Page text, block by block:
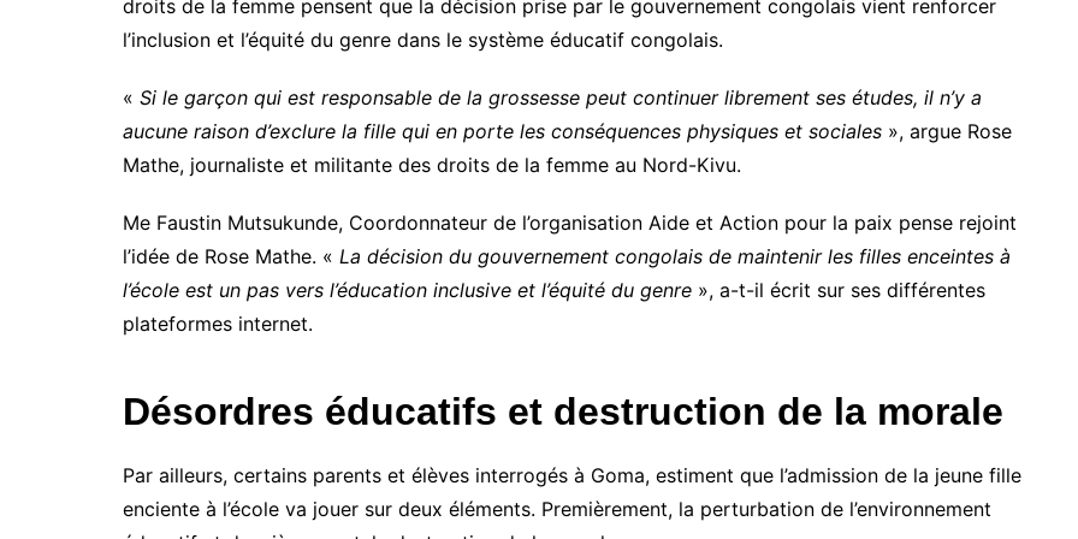
droits de la femme pensent que la décision prise par le gouvernement congolais vient renforcer
l’inclusion et l’équité du genre dans le système éducatif congolais.
« Si le garçon qui est responsable de la grossesse peut continuer librement ses études, il n’y a
aucune raison d’exclure la fille qui en porte les conséquences physiques et sociales », argue Rose
Mathe, journaliste et militante des droits de la femme au Nord-Kivu.
Me Faustin Mutsukunde, Coordonnateur de l’organisation Aide et Action pour la paix pense rejoint
l’idée de Rose Mathe. « La décision du gouvernement congolais de maintenir les filles enceintes à
l’école est un pas vers l’éducation inclusive et l’équité du genre », a-t-il écrit sur ses différentes
plateformes internet.
Désordres éducatifs et destruction de la morale
Par ailleurs, certains parents et élèves interrogés à Goma, estiment que l’admission de la jeune fille
enciente à l’école va jouer sur deux éléments. Premièrement, la perturbation de l’environnement